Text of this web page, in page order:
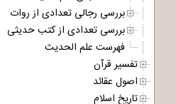
بررسی رجالی تعدادی از روات
بررسی تعدادی از کتب حدیثی
فهرست علم الحدیث
تفسیر قرآن
اصول عقائد
تاریخ اسلام